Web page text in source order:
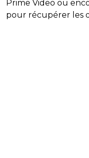
Prime Video ou
pour récupérer les